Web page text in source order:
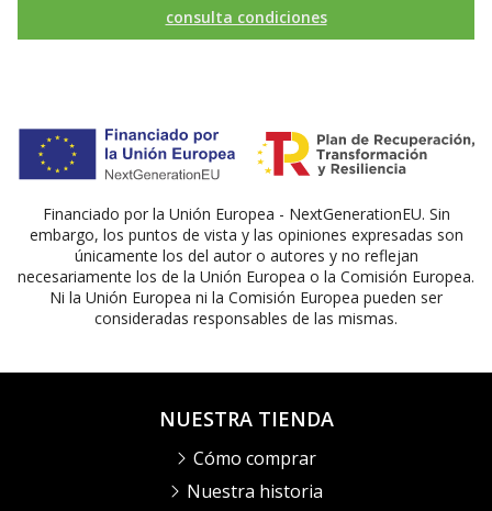
consulta condiciones
Financiado por la Unión Europea - NextGenerationEU. Sin
embargo, los puntos de vista y las opiniones expresadas son
únicamente los del autor o autores y no reflejan
necesariamente los de la Unión Europea o la Comisión Europea.
Ni la Unión Europea ni la Comisión Europea pueden ser
consideradas responsables de las mismas.
NUESTRA TIENDA
Cómo comprar
Nuestra historia